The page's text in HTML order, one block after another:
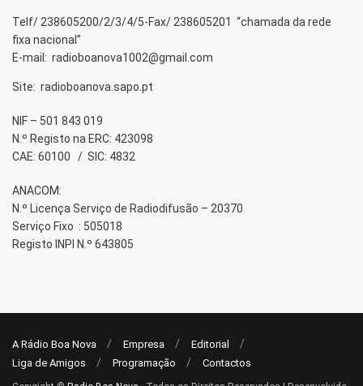
Telf/ 238605200/2/3/4/5-Fax/ 238605201 “chamada da rede
fixa nacional”
E-mail: radioboanova1002@gmail.com
Site: radioboanova.sapo.pt
NIF – 501 843 019
N.º Registo na ERC: 423098
CAE: 60100 / SIC: 4832
ANACOM:
N.º Licença Serviço de Radiodifusão – 20370
Serviço Fixo : 505018
Registo INPI N.º 643805
A Rádio Boa Nova Empresa
Editorial
Liga de Amigos
Programação Contactos